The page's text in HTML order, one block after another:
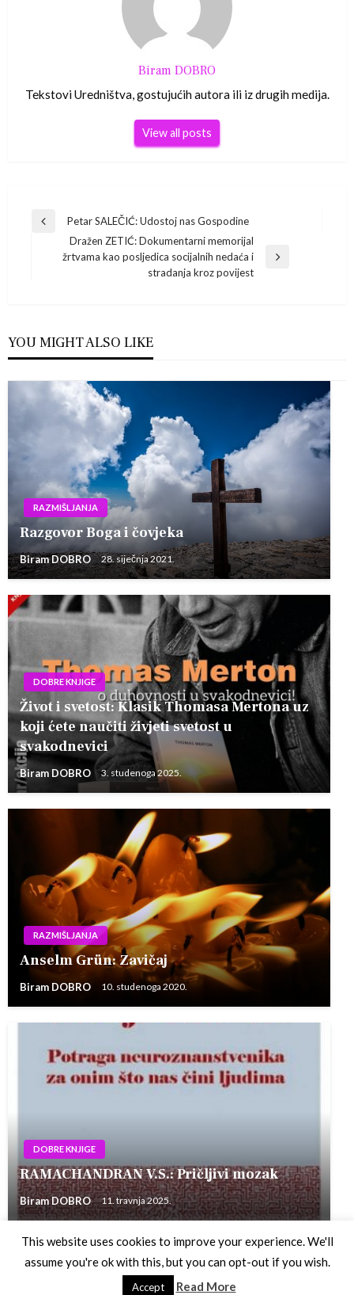
Biram DOBRO
Tekstovi Uredništva, gostujućih autora ili iz drugih medija.
View all posts
Navigacija
objava
Previous
Petar SALEČIĆ: Udostoj nas Gospodine
Next
Dražen ZETIĆ: Dokumentarni memorijal
žrtvama kao posljedica socijalnih nedaća i
stradanja kroz povijest
YOU MIGHT ALSO LIKE
RAZMIŠLJANJA
Razgovor Boga i čovjeka
Biram DOBRO 28. siječnja 2021.
DOBRE KNJIGE
Život i svetost: Klasik Thomasa Mertona uz
koji ćete naučiti živjeti svetost u
svakodnevici
Biram DOBRO 3. studenoga 2025.
RAZMIŠLJANJA
Anselm Grün: Zavičaj
Biram DOBRO 10. studenoga 2020.
DOBRE KNJIGE
RAMACHANDRAN V.S.: Pričljivi mozak
Biram DOBRO 11. travnja 2025.
Theme by Silk Themes
This website uses cookies to improve your experience. We'll
assume you're ok with this, but you can opt-out if you wish.
Accept Read More